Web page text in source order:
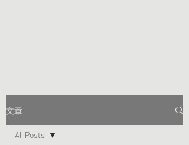
文章
All Posts